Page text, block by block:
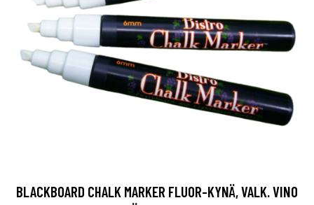
BLACKBOARD CHALK MARKER FLUOR-KYNÄ, VALK. VINO